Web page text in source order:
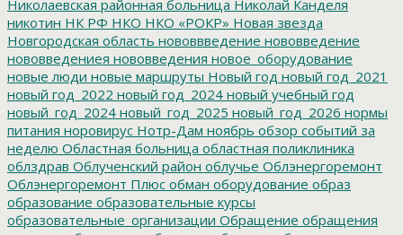
Николаевская районная больница Николай Канделя
никотин НК РФ НКО НКО «РОКР» Новая звезда
Новгородская область нововвведение нововведение
нововведениея нововведения новое_оборудование
новые люди новые маршруты Новый год новый год_2021
новый год_2022 новый год_2024 новый учебный год
новый_год_2024 новый_год_2025 новый_год_2026 нормы
питания норовирус Нотр-Дам ноябрь обзор событий за
неделю Областная больница областная поликлиника
облздрав Облученский район облучье Облэнергоремонт
Облэнергоремонт Плюс обман оборудование образ
образование образовательные курсы
образовательные_организации Обращение обращения